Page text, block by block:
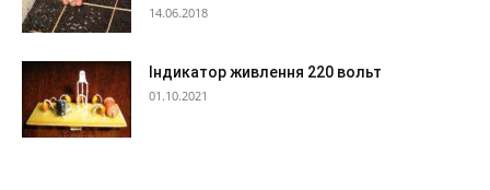
14.06.2018
Індикатор живлення 220 вольт
01.10.2021